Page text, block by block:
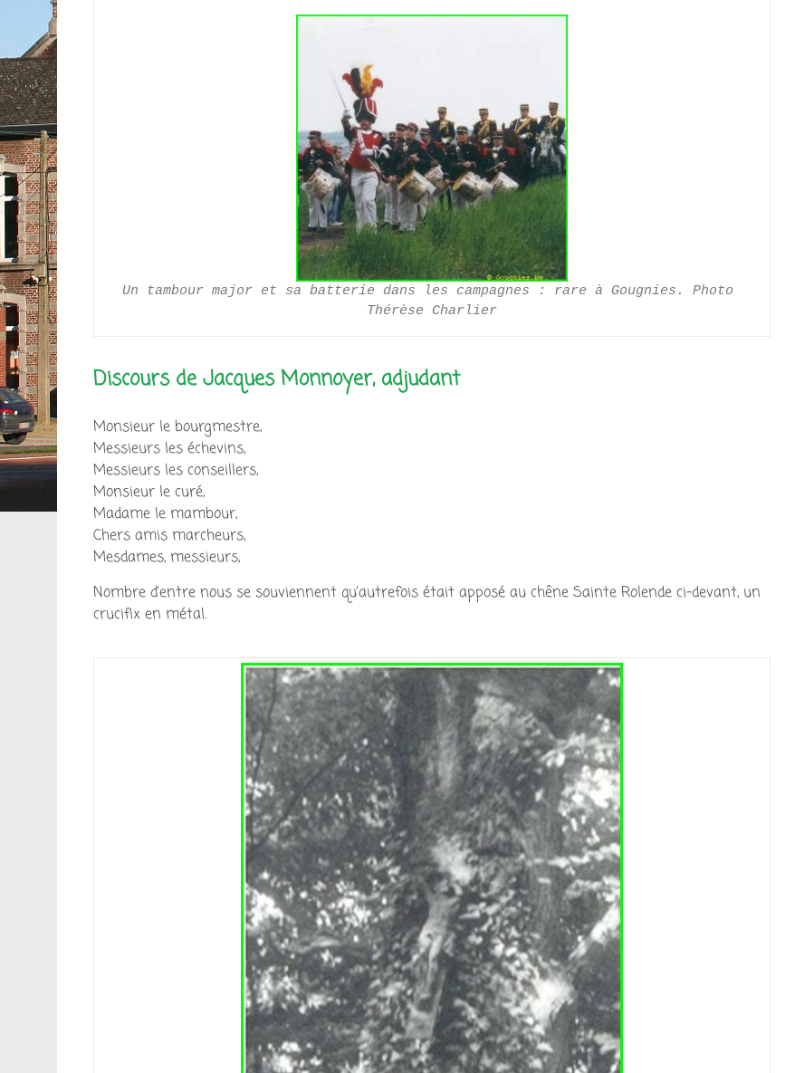
Un tambour major et sa batterie dans les campagnes : rare à Gougnies. Photo
Thérèse Charlier
Discours de Jacques Monnoyer, adjudant
Monsieur le bourgmestre,
Messieurs les échevins,
Messieurs les conseillers,
Monsieur le curé,
Madame le mambour,
Chers amis marcheurs,
Mesdames, messieurs,
Nombre d’entre nous se souviennent qu’autrefois était apposé au chêne Sainte Rolende ci-devant, un
crucifix en métal.